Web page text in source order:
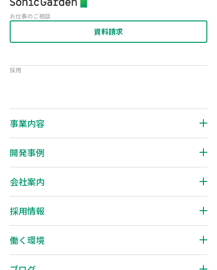
お仕事のご相談
資料請求
採用
事業内容
開発事例
会社案内
採用情報
働く環境